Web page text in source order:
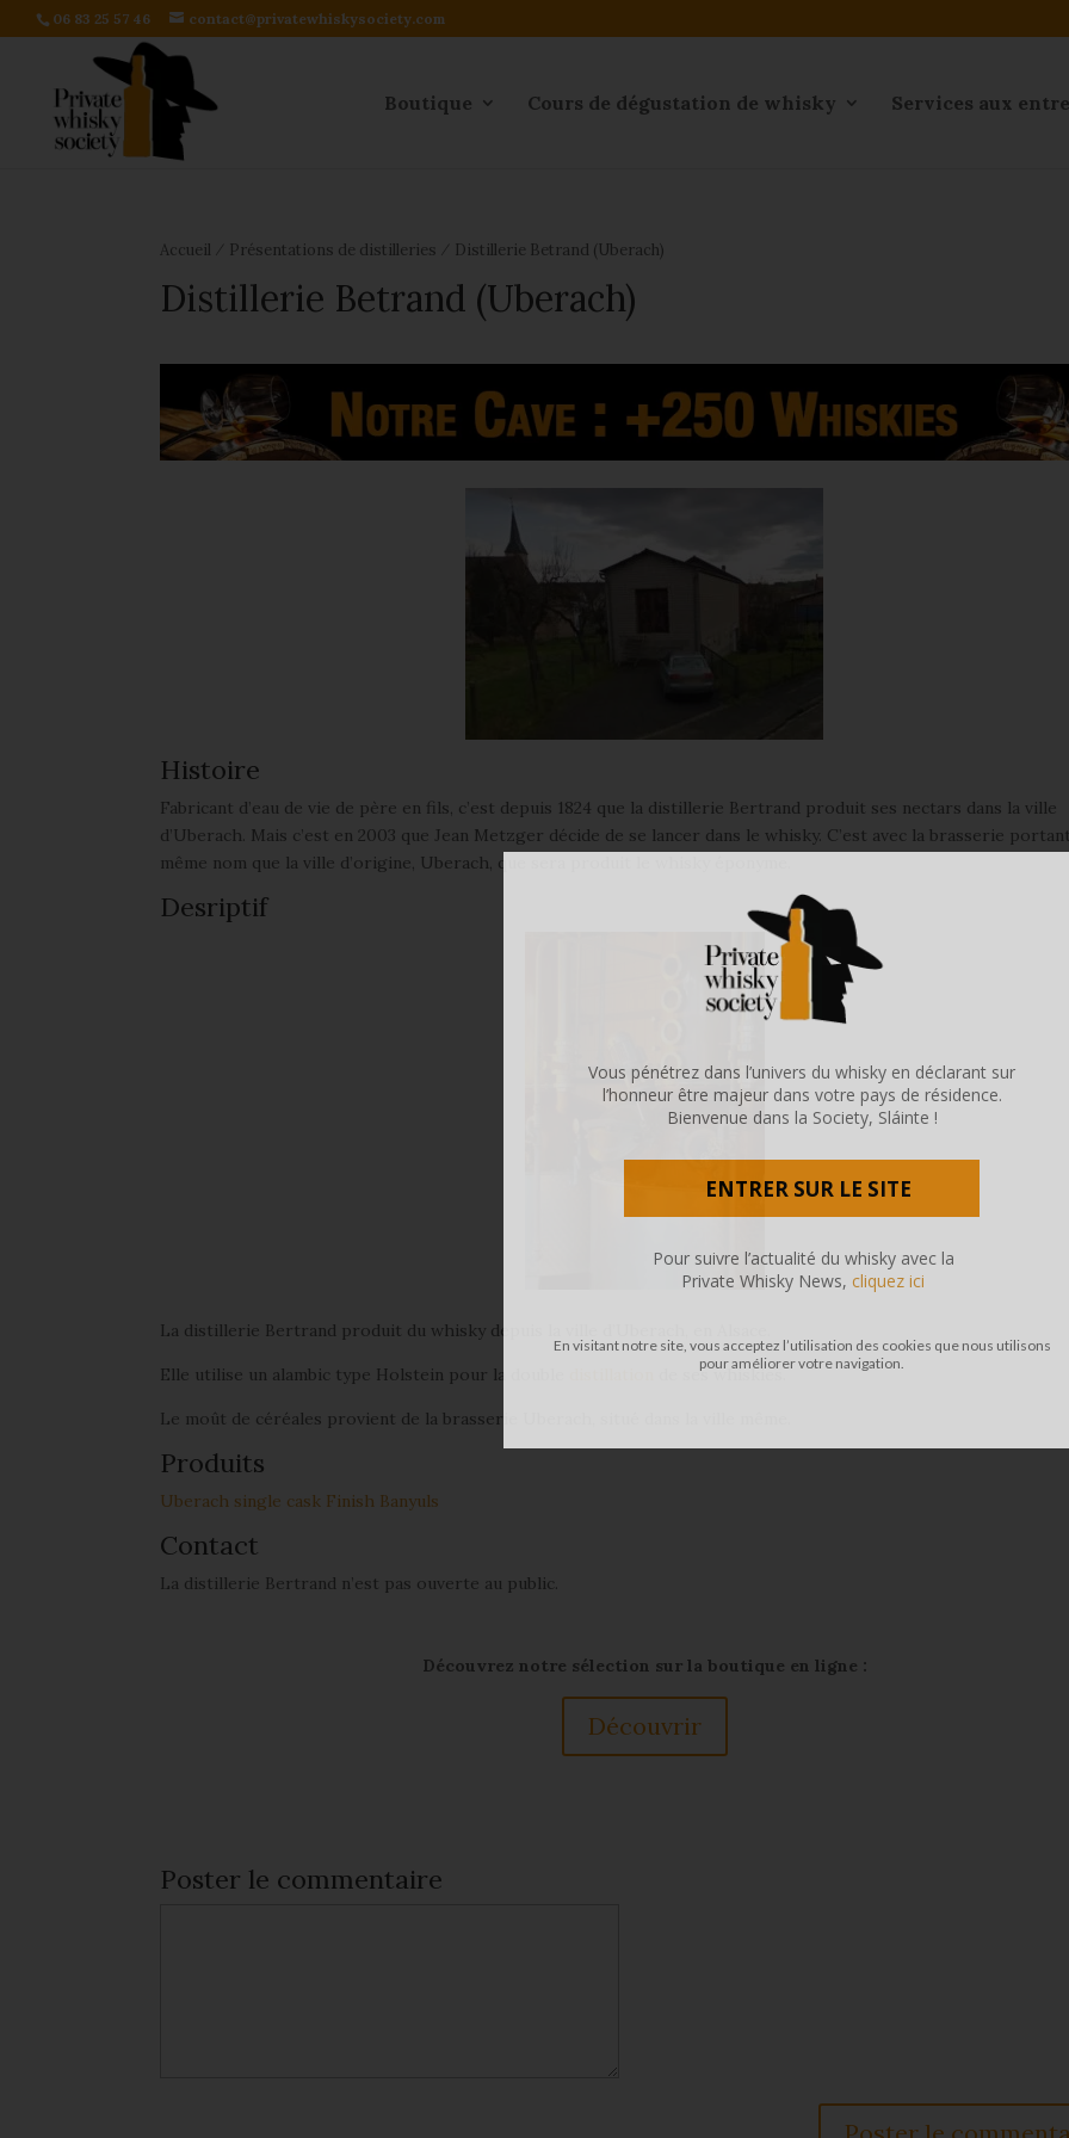
06 83 25 57 46 contact@privatewhiskysociety.com
Boutique Cours de dégustation de whisky Services aux
Accueil Présentations de distilleries Distillerie Betrand (Uberach)
Distillerie Betrand (Uberach)
Histoire
Fabricant d’eau de vie de père en fils, c’est depuis 1824 que la distillerie Bertrand produit ses nectars dans la ville
d’Uberach. Mais c’est en 2003 que Jean Metzger décide de se lancer dans le whisky. C’est avec la brasserie
même nom que la ville d’origine, Uberach, que sera produit le whisky éponyme.
Desriptif
La distillerie Bertrand produit du whisky depuis la ville d’Uberach, en Alsace.
Elle utilise un alambic type Holstein pour la double de ses whiskies.
Le moût de céréales provient de la brasserie Uberach, situé dans la ville même.
Produits
Uberach single cask Finish Banyuls
Contact
La distillerie Bertrand n’est pas ouverte au public.
Découvrez notre sélection sur la boutique en ligne :
Découvrir
Poster le commentaire
Vous pénétrez dans l’univers du whisky en déclarant sur
l’honneur être majeur dans votre pays de résidence.
Bienvenue dans la Society, Sláinte !
ENTRER SUR LE SITE
En visitant notre site, vous acceptez l’utilisation des cookies que nous utilisons
pour améliorer votre navigation.
Pour suivre l’actualité du whisky avec la
Private Whisky News, cliquez ici